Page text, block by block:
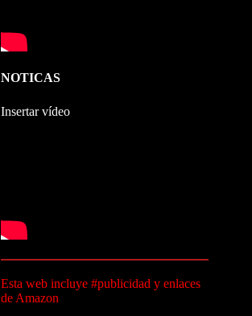
NOTICAS
Insertar vídeo
Esta web incluye #publicidad y enlaces
de Amazon